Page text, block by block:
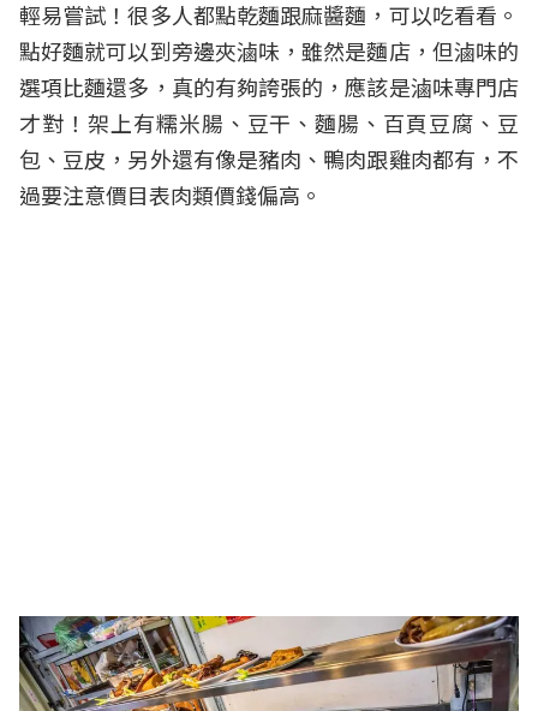
輕易嘗試！很多人都點乾麵跟麻醬麵，可以吃看看。
點好麵就可以到旁邊夾滷味，雖然是麵店，但滷味的
選項比麵還多，真的有夠誇張的，應該是滷味專門店
才對！架上有糯米腸、豆干、麵腸、百頁豆腐、豆
包、豆皮，另外還有像是豬肉、鴨肉跟雞肉都有，不
過要注意價目表肉類價錢偏高。